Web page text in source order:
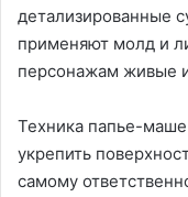
детализированные
применяют молд и
персонажам живые
Техника папье-
укрепить
самому